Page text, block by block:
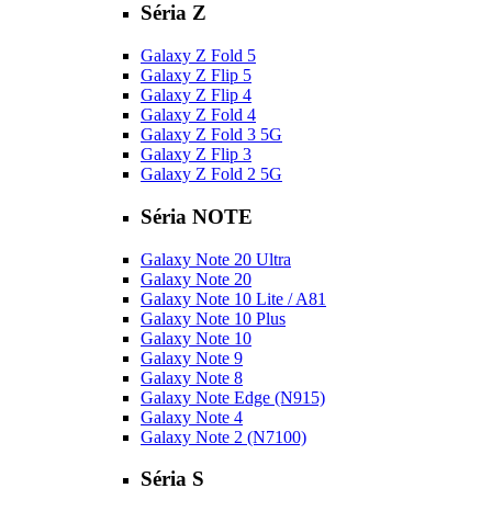
Séria Z
Galaxy Z Fold 5
Galaxy Z Flip 5
Galaxy Z Flip 4
Galaxy Z Fold 4
Galaxy Z Fold 3 5G
Galaxy Z Flip 3
Galaxy Z Fold 2 5G
Séria NOTE
Galaxy Note 20 Ultra
Galaxy Note 20
Galaxy Note 10 Lite / A81
Galaxy Note 10 Plus
Galaxy Note 10
Galaxy Note 9
Galaxy Note 8
Galaxy Note Edge (N915)
Galaxy Note 4
Galaxy Note 2 (N7100)
Séria S